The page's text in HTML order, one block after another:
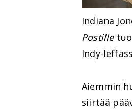
Indiana
Postille
Indy-
Aiemmin
siirtää